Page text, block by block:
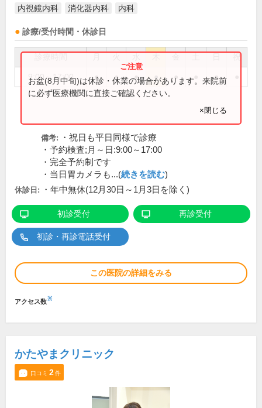
内視鏡内科 消化器内科 内科
診療/受付時間・休診日
祝
9:00～17:00 ● ● ● ● ● ●
お盆(8月中旬)は休診・休業の場合があります。来院前
に必ず医療機関に直接ご確認ください。
×閉じる
備考:
・祝日も平日同様で診療
・予約検査;月～日:9:00～17:00
・完全予約制です
・当日胃カメラも...(続きを読む)
休診日: ・年中無休(12月30日～1月3日を除く)
初診受付 再診受付
初診・再診電話受付
この医院の詳細をみる
アクセス数※
かたやまクリニック
口コミ 2件